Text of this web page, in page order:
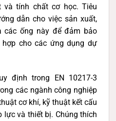
và tính chất cơ học. Tiêu
dẫn cho việc sản xuất,
các ống này để đảm bảo
cho các ứng dụng dự
định trong EN 10217-3
các ngành công nghiệp
cơ khí, kỹ thuật kết cấu
lực và thiết bị. Chúng thích